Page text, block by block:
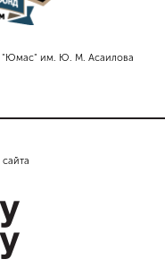
"Юмас" им. Ю. М. Асаилова